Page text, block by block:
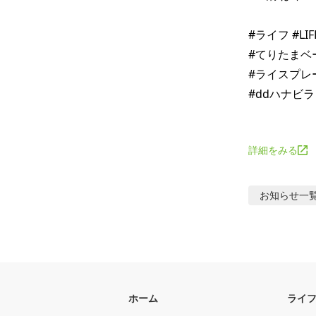
#ライフ
#てりたまベ
#ライスプレ
#ddハナビ
詳細をみる
お知らせ一
ホーム ライ